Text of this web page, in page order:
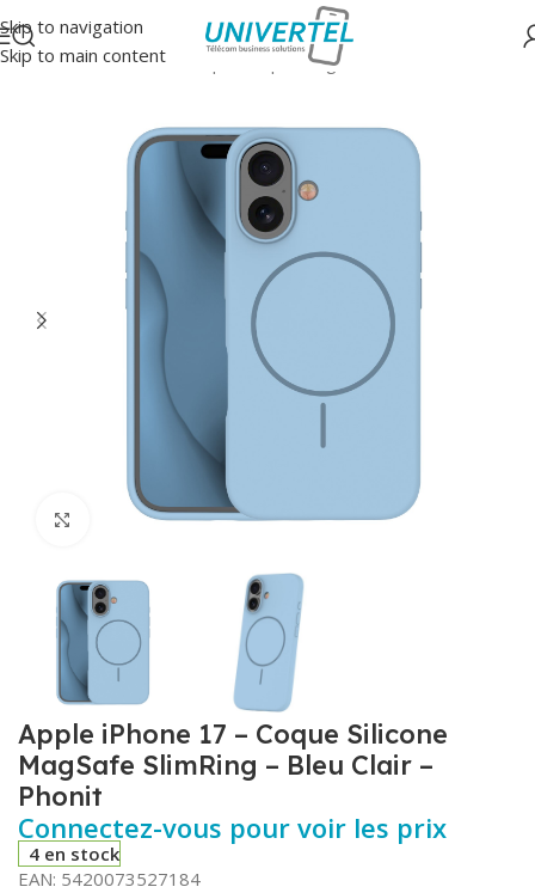
Skip to navigation
Skip to main content
Accueil/Protections Coque souple magsafe
Click to enlarge
Apple iPhone 17 – Coque Silicone
MagSafe SlimRing – Bleu Clair –
Phonit
Connectez-vous pour voir les prix
4 en stock
EAN: 5420073527184